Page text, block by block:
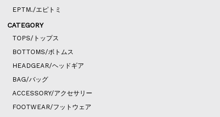
EPTM./エピトミ
CATEGORY
TOPS/トップス
BOTTOMS/ボトムス
HEADGEAR/ヘッドギア
BAG/バッグ
ACCESSORY/アクセサリー
FOOTWEAR/フットウェア